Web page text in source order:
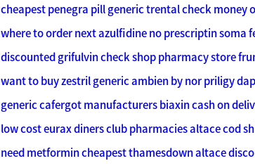
cheapest penegra pill generictrental check money
where to order next azulfidineno prescriptin soma
discounted grifulvin check shop pharmacystore
want to buy zestrilgeneric ambien by norpriligy
generic cafergot manufacturersbiaxin cash on
low cost eurax diners clubpharmacies altace cod
need metformin cheapest thamesdownaltace